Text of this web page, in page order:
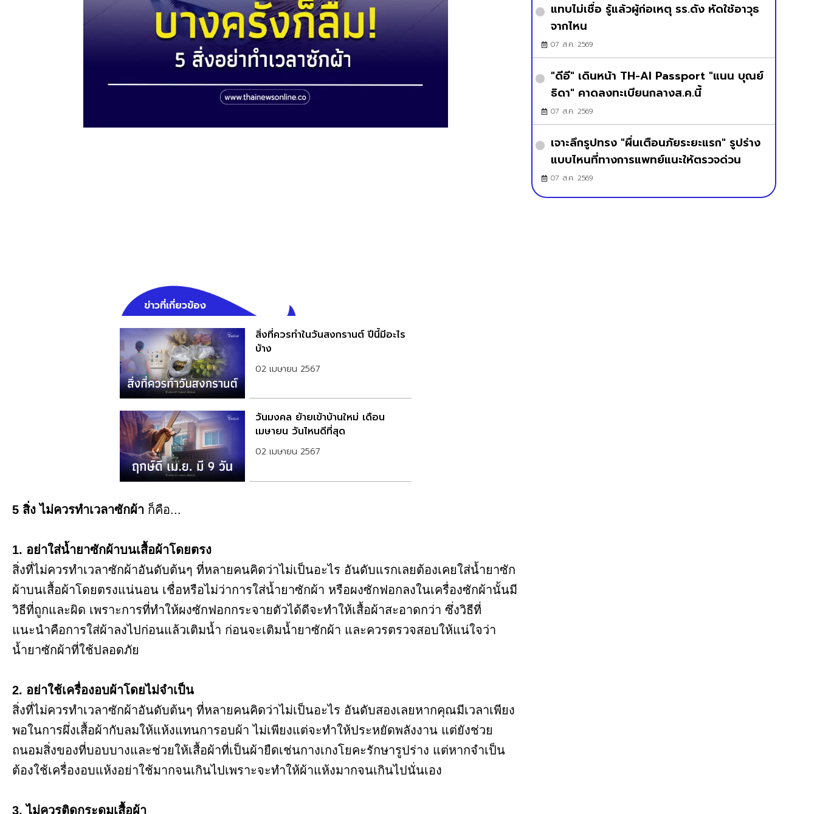
ข่าวที่เกี่ยวข้อง
สิ่งที่ควรทำในวันสงกรานต์ ปีนี้มีอะไร
บ้าง
02 เมษายน 2567
วันมงคล ย้ายเข้าบ้านใหม่ เดือน
เมษายน วันไหนดีที่สุด
02 เมษายน 2567
5 สิ่ง ไม่ควรทำเวลาซักผ้า ก็คือ...
1. อย่าใส่น้ำยาซักผ้าบนเสื้อผ้าโดยตรง
สิ่งที่ไม่ควรทำเวลาซักผ้าอันดับต้นๆ ที่หลายคนคิดว่าไม่เป็นอะไร อันดับแรกเลยต้องเคยใส่น้ำยาซัก
ผ้าบนเสื้อผ้าโดยตรงแน่นอน เชื่อหรือไม่ว่าการใส่น้ำยาซักผ้า หรือผงซักฟอกลงในเครื่องซักผ้านั้นมี
วิธีที่ถูกและผิด เพราะการที่ทำให้ผงซักฟอกกระจายตัวได้ดีจะทำให้เสื้อผ้าสะอาดกว่า ซึ่งวิธีที่
แนะนำคือการใส่ผ้าลงไปก่อนแล้วเติมน้ำ ก่อนจะเติมน้ำยาซักผ้า และควรตรวจสอบให้แน่ใจว่า
น้ำยาซักผ้าที่ใช้ปลอดภัย
2. อย่าใช้เครื่องอบผ้าโดยไม่จำเป็น
สิ่งที่ไม่ควรทำเวลาซักผ้าอันดับต้นๆ ที่หลายคนคิดว่าไม่เป็นอะไร อันดับสองเลยหากคุณมีเวลาเพียง
พอในการผึ่งเสื้อผ้ากับลมให้แห้งแทนการอบผ้า ไม่เพียงแต่จะทำให้ประหยัดพลังงาน แต่ยังช่วย
ถนอมสิ่งของที่บอบบางและช่วยให้เสื้อผ้าที่เป็นผ้ายืดเช่นกางเกงโยคะรักษารูปร่าง แต่หากจำเป็น
ต้องใช้เครื่องอบแห้งอย่าใช้มากจนเกินไปเพราะจะทำให้ผ้าแห้งมากจนเกินไปนั่นเอง
3. ไม่ควรติดกระดุมเสื้อผ้า
แทบไม่เชื่อ รู้แล้วผู้ก่อเหตุ รร.ดัง หัดใช้อาวุธ
จากไหน
07 ส.ค. 2569
"ดีอี" เดินหน้า TH-AI Passport "แนน บุณย์
ธิดา" คาดลงทะเบียนกลางส.ค.นี้
07 ส.ค. 2569
เจาะลึกรูปทรง "ผื่นเตือนภัยระยะแรก" รูปร่าง
แบบไหนที่ทางการแพทย์แนะให้ตรวจด่วน
07 ส.ค. 2569